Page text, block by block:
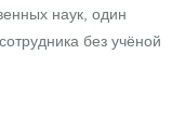
наук, один
без учёной